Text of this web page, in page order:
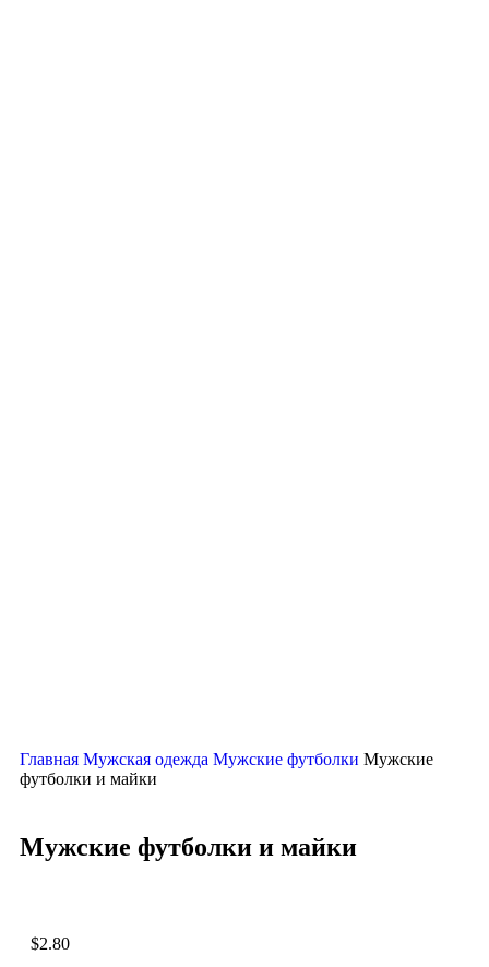
Главная Мужская одежда Мужские футболки Мужские
футболки и майки
Мужские футболки и майки
$2.80